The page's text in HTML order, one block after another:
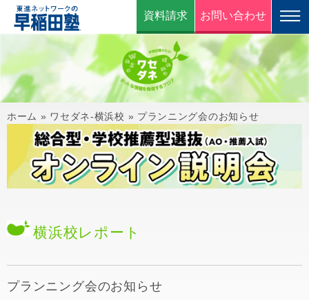
資料請求 お問い合わせ
ホーム » ワセダネ-横浜校 » プランニング会のお知らせ
横浜校レポート
プランニング会のお知らせ